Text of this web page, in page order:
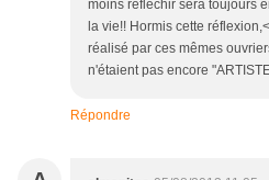
moins réfléchir sera toujours
la vie!! Hormis cette
réalisé par ces mêmes
n'étaient pas encore
Répondre